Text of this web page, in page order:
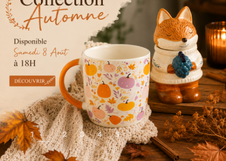
1 2 3 4 5